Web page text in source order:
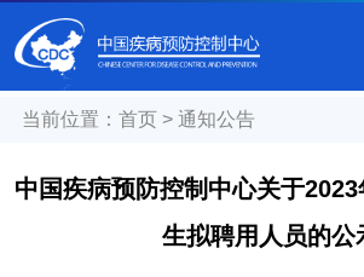
当前位置： 首页> 通知公告
中国疾病预防控制中心关于
生拟聘用人员的公